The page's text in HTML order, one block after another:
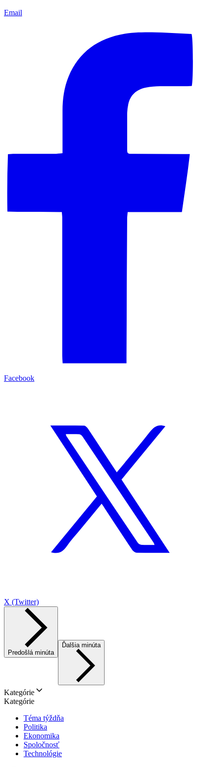
Email
Facebook
X (Twitter)
Predošlá minúta
Ďalšia minúta
Kategórie
Kategórie
Téma týždňa
Politika
Ekonomika
Spoločnosť
Technológie